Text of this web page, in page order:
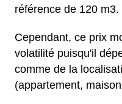
référence de 120 m3.
Cependant, ce prix
volatilité puisqu'il
comme de la
(appartement,